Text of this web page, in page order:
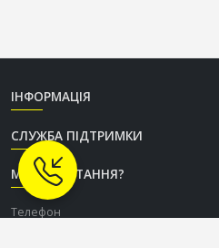
ІНФОРМАЦІЯ
СЛУЖБА ПІДТРИМКИ
МАЄТЕ ПИТАННЯ?
Телефон